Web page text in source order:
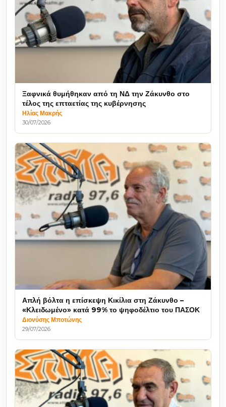
Ξαφνικά θυμήθηκαν από τη ΝΔ την Ζάκυνθο στο
τέλος της επταετίας της κυβέρνησης
Ηλίας Μακρής
30/07/2026
Απλή βόλτα η επίσκεψη Κικίλια στη Ζάκυνθο –
«Κλειδωμένο» κατά 99% το ψηφοδέλτιο του ΠΑΣΟΚ
Διονύσης Μποτώνης
29/07/2026